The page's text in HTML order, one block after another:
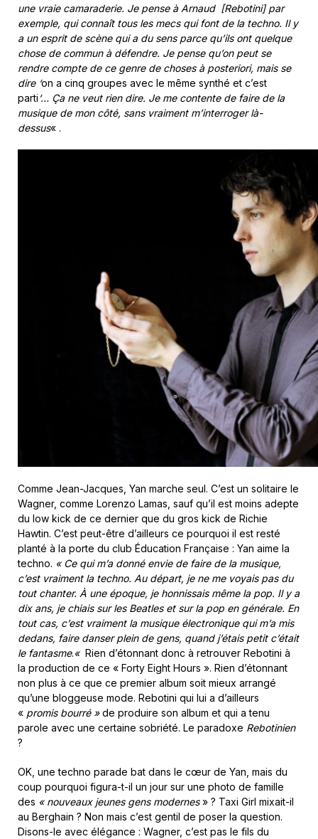
une vraie camaraderie. Je pense à Arnaud [Rebotini] par
exemple, qui connaît tous les mecs qui font de la techno. Il y
a un esprit de scène qui a du sens parce qu’ils ont quelque
chose de commun à défendre. Je pense qu’on peut se
rendre compte de ce genre de choses à posteriori, mais se
dire ‘on a cinq groupes avec le même synthé et c’est
parti‘… Ça ne veut rien dire. Je me contente de faire de la
musique de mon côté, sans vraiment m’interroger là-
dessus« .
Comme Jean-Jacques, Yan marche seul. C’est un solitaire le
Wagner, comme Lorenzo Lamas, sauf qu’il est moins adepte
du low kick de ce dernier que du gros kick de Richie
Hawtin. C’est peut-être d’ailleurs ce pourquoi il est resté
planté à la porte du club Éducation Française : Yan aime la
techno. « Ce qui m’a donné envie de faire de la musique,
c’est vraiment la techno. Au départ, je ne me voyais pas du
tout chanter. À une époque, je honnissais même la pop. Il y a
dix ans, je chiais sur les Beatles et sur la pop en générale. En
tout cas, c’est vraiment la musique électronique qui m’a mis
dedans, faire danser plein de gens, quand j’étais petit c’était
le fantasme.« Rien d’étonnant donc à retrouver Rebotini à
la production de ce « Forty Eight Hours ». Rien d’étonnant
non plus à ce que ce premier album soit mieux arrangé
qu’une bloggeuse mode. Rebotini qui lui a d’ailleurs
« promis bourré »de produire son album et qui a tenu
parole avec une certaine sobriété. Le paradoxe Rebotinien
?
OK, une techno parade bat dans le cœur de Yan, mais du
coup pourquoi figura-t-il un jour sur une photo de famille
des « nouveaux jeunes gens modernes» ? Taxi Girl mixait-il
au Berghain ? Non mais c’est gentil de poser la question.
Disons-le avec élégance : Wagner, c’est pas le fils du